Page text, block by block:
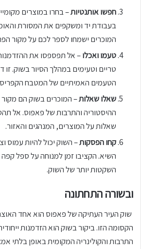
חפשו אותנטיות– בחרו במוצרים
בעבודת יד ומשקפים את המסורת
המוכרים ישמחו לספר לכם על מקור
טעמו ואכלו– אל תפספסו את
טריים וטעימים במהלך הסיור בשוק.
הטעמים האמיתיים של המטבח
שאלו שאלות– המוכרים בשוק הם מקור
ההיסטוריה והתרבות של פאפוס. אל
שאלות על המוצרים, המנהגים והאזור.
קחו הפסקות– השוק יכול להיות עמוס
השיא. הקציבו זמן למנוחה על ספל
השקטות יותר של השוק.
ובשורה התחתונה
שוק העיר העתיקה של פאפוס הוא אחד
הקסומה הזו. ביקור בשוק הוא הזדמנות
התרבות והקולינריה המקומית באופן בלתי